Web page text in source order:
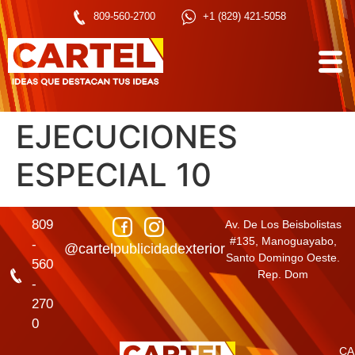
809-560-2700 +1 (829) 421-5058
EJECUCIONES
ESPECIAL 10
809
-
560
-
270
0
@cartelpublicidadexterior
Av. De Los Beisbolistas
#135, Manoguayabo,
Santo Domingo Oeste.
Rep. Dom